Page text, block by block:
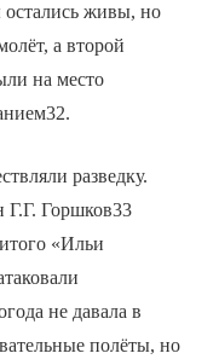
остались живы, но
а второй
на место
разведку.
Г.Г. Горшков33
«Ильи
не давала в
полёты, но